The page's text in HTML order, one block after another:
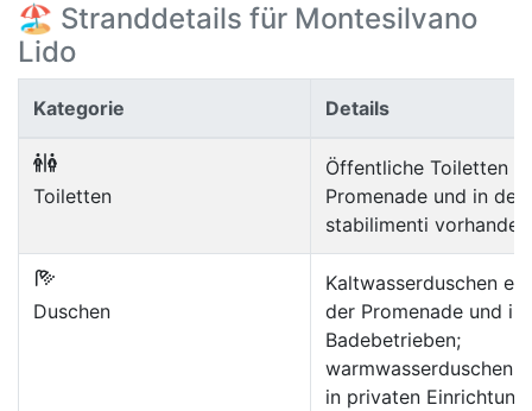
🏖️ Stranddetails für Montesilvano
Lido
Kategorie Details
Toiletten
Öffentliche Toiletten
Promenade und in den
stabilimenti vorhanden
Duschen
Kaltwasserduschen
der Promenade und in
Badebetrieben;
warmwasserduschen
in privaten